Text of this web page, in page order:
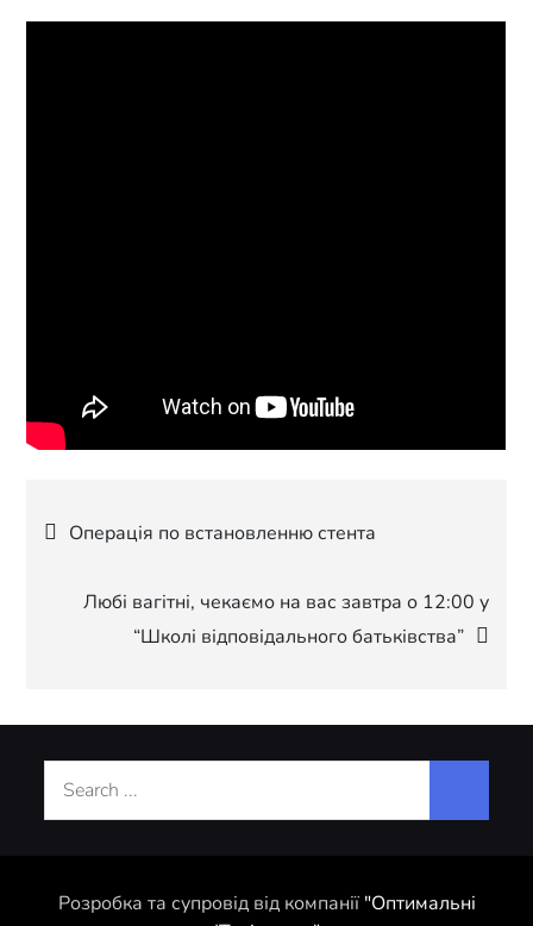
Навігація
записів
Операція по встановленню стента
Любі вагітні, чекаємо на вас завтра о 12:00 у
“Школі відповідального батьківства”
Search
Розробка та супровід від компанії "Оптимальні